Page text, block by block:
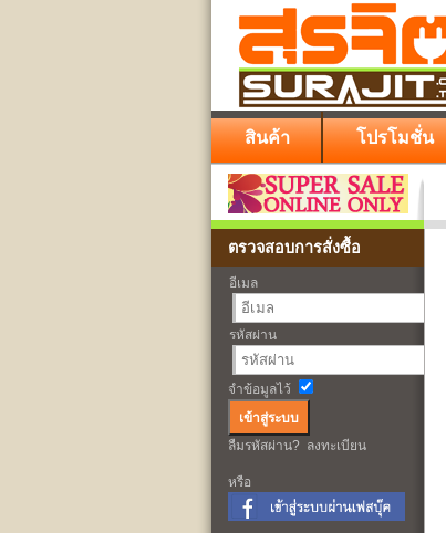
สินค้า โปรโมชั่น
ตรวจสอบการสั่งซื้อ
อีเมล
รหัสผ่าน
จำข้อมูลไว้
ลืมรหัสผ่าน? ลงทะเบียน
หรือ